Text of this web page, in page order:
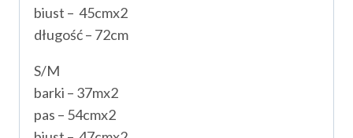
biust – 45cmx2
długość – 72cm
S/M
barki – 37mx2
pas – 54cmx2